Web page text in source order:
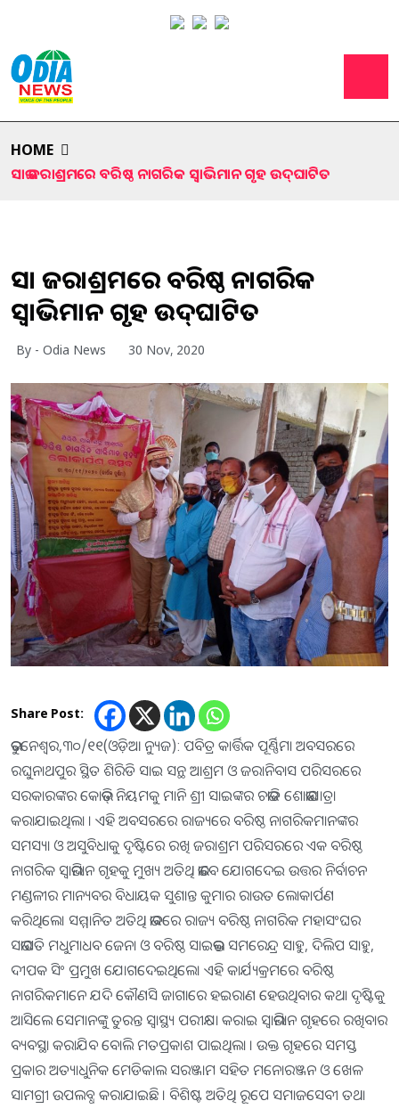
HOME
ସାଇ ଜରାଶ୍ରମରେ ବରିଷ୍ଠ ନାଗରିକ ସ୍ୱାଭିମାନ ଗୃହ ଉଦ୍‌ଘାଟିତ
ସାଇ ଜରାଶ୍ରମରେ ବରିଷ୍ଠ ନାଗରିକ
ସ୍ୱାଭିମାନ ଗୃହ ଉଦ୍‌ଘାଟିତ
By - Odia News 30 Nov, 2020
Share Post:
ଭୁବନେଶ୍ୱର,୩୦/୧୧(ଓଡ଼ିଆ ନ୍ୟୁଜ): ପବିତ୍ର କାର୍ତ୍ତିକ ପୂର୍ଣ୍ଣିମା ଅବସରରେ
ରଘୁନାଥପୁର ସ୍ଥିତ ଶିରିଡି ସାଇ ସନ୍ଥ ଆଶ୍ରମ ଓ ଜରାନିବାସ ପରିସରରେ
ସରକାରଙ୍କର କୋଭିଡ୍ ନିୟମକୁ ମାନି ଶ୍ରୀ ସାଇଙ୍କର ଚଭାଡି ଶୋଭାଯାତ୍ରା
କରାଯାଇଥିଲା । ଏହି ଅବସରରେ ରାଜ୍ୟରେ ବରିଷ୍ଠ ନାଗରିକମାନଙ୍କର
ସମସ୍ୟା ଓ ଅସୁବିଧାକୁ ଦୃଷ୍ଟିରେ ରଖି ଜରାଶ୍ରମ ପରିସରରେ ଏକ ବରିଷ୍ଠ
ନାଗରିକ ସ୍ୱାଭିମାନ ଗୃହକୁ ମୁଖ୍ୟ ଅତିଥି ଭାବେ ଯୋଗଦେଇ ଉତ୍ତର ନିର୍ବାଚନ
ମଣ୍ଡଳୀର ମାନ୍ୟବର ବିଧାୟକ ସୁଶାନ୍ତ କୁମାର ରାଉତ ଲୋକାର୍ପଣ
କରିଥିଲେ। ସମ୍ମାନିତ ଅତିଥି ଭାବରେ ରାଜ୍ୟ ବରିଷ୍ଠ ନାଗରିକ ମହାସଂଘର
ସଭାପତି ମଧୁମାଧବ ଜେନା ଓ ବରିଷ୍ଠ ସାଇଭକ୍ତ ସମରେନ୍ଦ୍ର ସାହୁ, ଦିଲିପ ସାହୁ,
ଦୀପକ ସିଂ ପ୍ରମୁଖ ଯୋଗଦେଇଥିଲେ। ଏହି କାର୍ଯ୍ୟକ୍ରମରେ ବରିଷ୍ଠ
ନାଗରିକମାନେ ଯଦି କୌଣସି ଜାଗାରେ ହଇରାଣ ହେଉଥିବାର କଥା ଦୃଷ୍ଟିକୁ
ଆସିଲେ ସେମାନଙ୍କୁ ତୁରନ୍ତ ସ୍ୱାସ୍ଥ୍ୟ ପରୀକ୍ଷା କରାଇ ସ୍ୱାଭିମାନ ଗୃହରେ ରଖିବାର
ବ୍ୟବସ୍ଥା କରାଯିବ ବୋଲି ମତପ୍ରକାଶ ପାଇଥିଲା । ଉକ୍ତ ଗୃହରେ ସମସ୍ତ
ପ୍ରକାର ଅତ୍ୟାଧୁନିକ ମେଡିକାଲ ସରଞ୍ଜାମ ସହିତ ମନୋରଞ୍ଜନ ଓ ଖେଳ
ସାମଗ୍ରୀ ଉପଲବ୍ଧ କରାଯାଇଛି । ବିଶିଷ୍ଟ ଅତିଥି ରୂପେ ସମାଜସେବୀ ତଥା